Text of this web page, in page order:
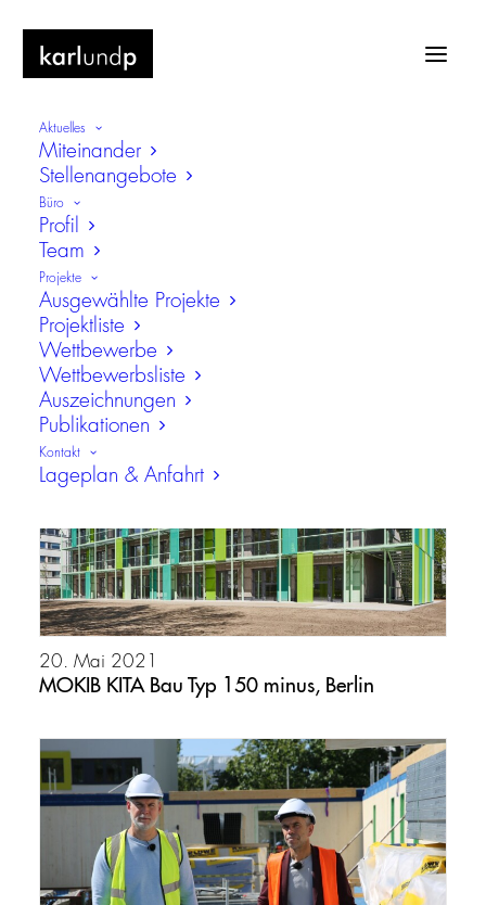
Aktuelles
Miteinander
Stellenangebote
Büro
Profil
Team
Projekte
Ausgewählte Projekte
Projektliste
Wettbewerbe
Wettbewerbsliste
Auszeichnungen
Publikationen
Kontakt
Lageplan & Anfahrt
Modulare Kindertagesstätte
20. Mai 2021
MOKIB KITA Bau Typ 150 minus, Berlin